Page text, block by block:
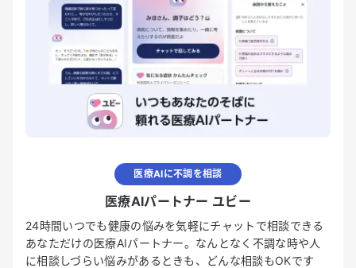
医療AIに不調を相談
医療AIパートナー ユビー
24時間いつでも健康の悩みを気軽にチャットで相談できる
あなただけの医療AIパートナー。なんとなく不調な時や人
に相談しづらい悩みがあるときも、どんな相談もOKです